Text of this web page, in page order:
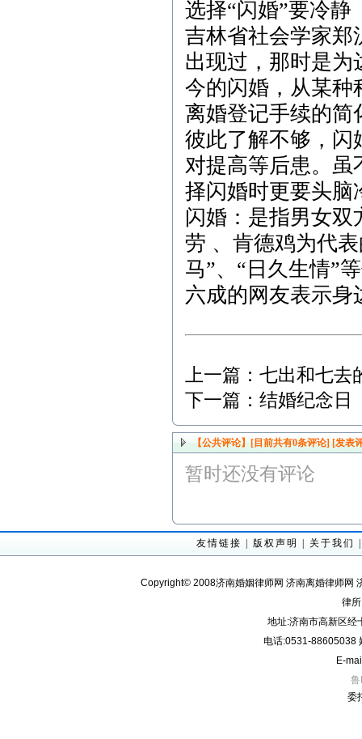
选择“闪婚”要冷静
吉林省社会学家郑
出现过，那时是为
今的闪婚，从某种
离婚登记手续的简
彼此了解不够，闪
对提高等后患。虽
择闪婚时更要头脑
闪婚：是指男女
劳 、肯德鸡为代
马”、“日久生情”
六成的网友表示身
上一篇： 七出和七去
下一篇： 结婚纪念日
【公共评论】[目前共有0条评论] [发表
暂时还没有评论
友情链接 版权声明 关于我们
Copyright© 2008济南婚姻律师网 济南离婚律师网
律
地址:济南市高新区经
电话:0531-88605038
E-
委